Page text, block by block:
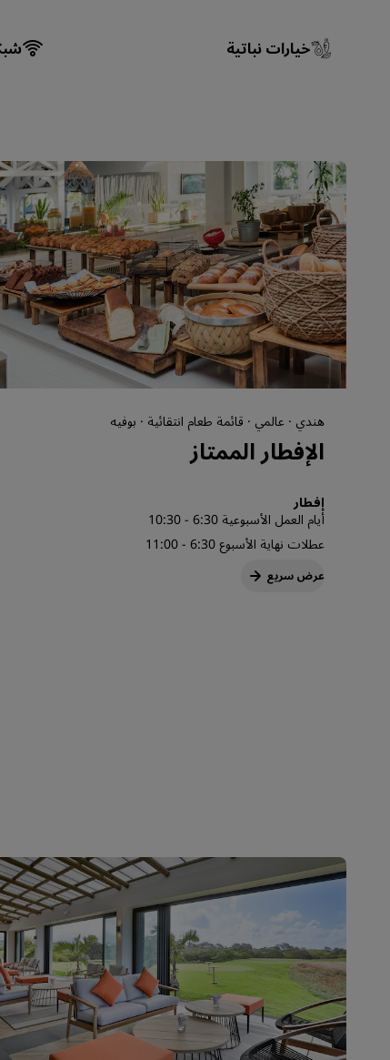
خيارات نباتية
هندي · عالمي · قائمة طعام انتقائية · بوفيه
الإفطار الممتاز
إفطار
أيام العمل الأسبوعية 6:30 - 10:30
عطلات نهاية الأسبوع 6:30 - 11:00
عرض سريع